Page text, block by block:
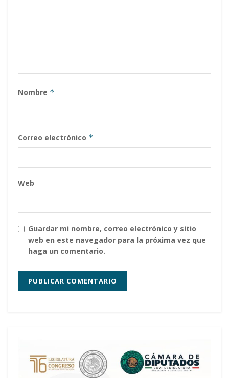
Nombre *
Correo electrónico *
Web
Guardar mi nombre, correo electrónico y sitio
web en este navegador para la próxima vez que
haga un comentario.